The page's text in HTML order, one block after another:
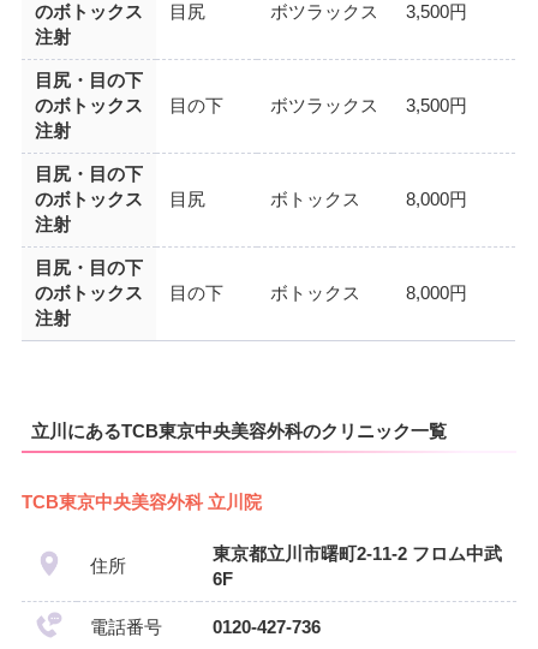
のボトックス
注射
目尻 ボツラックス 3,500円
目尻・目の下
のボトックス
注射
目の下 ボツラックス 3,500円
目尻・目の下
のボトックス
注射
目尻 ボトックス 8,000円
目尻・目の下
のボトックス
注射
目の下 ボトックス 8,000円
立川にあるTCB東京中央美容外科のクリニック一覧
TCB東京中央美容外科 立川院
住所
東京都立川市曙町2-11-2 フロム中武
6F
電話番号 0120-427-736